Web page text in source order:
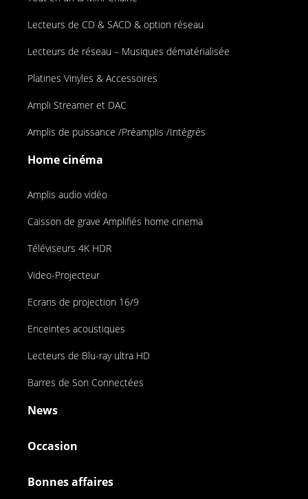
Lecteurs de CD & SACD & option réseau
Lecteurs de réseau – Musiques dématérialisée
Platines Vinyles & Accessoires
Ampli Streamer et DAC
Amplis de puissance /Préamplis /Intégrés
Home cinéma
Amplis audio vidéo
Caisson de grave Amplifiés home cinema
Téléviseurs 4K HDR
Video-Projecteur
Ecrans de projection 16/9
Enceintes acoustiques
Lecteurs de Blu-ray ultra HD
Barres de Son Connectées
News
Occasion
Bonnes affaires